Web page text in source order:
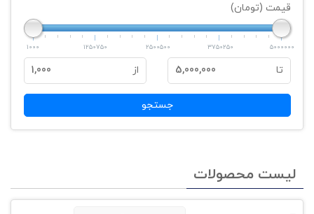
قیمت (تومان)
1000 1250750 2500500 3750250 5000000
تا 5,000,000 از 1,000
جستجو
لیست محصولات